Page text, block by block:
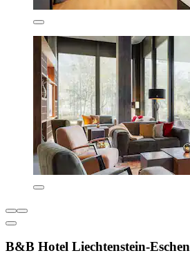
B&B Hotel Liechtenstein-Eschen